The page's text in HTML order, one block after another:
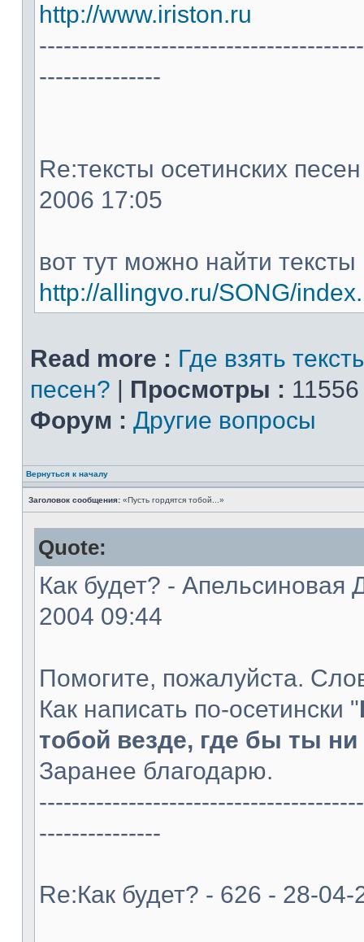
http://www.iriston.ru
---------------
Re:тексты осетинских
2006 17:05
вот тут можно найти тексты
http://allingvo.ru/SONG/
Read more : Где взять
песен? | Просмотры :
Форум : Другие вопросы
Вернуться к началу
Заголовок сообщения: «Пусть гордятся тобой...»
Quote:
Как будет? - Апельсиновая
2004 09:44
Помогите, пожалуйста.
Как написать по-осетински "
тобой везде, где бы ты
Заранее благодарю.
---------------
Re:Как будет? - 626 - 28-